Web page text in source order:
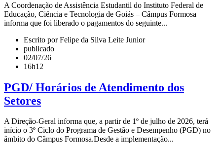
A Coordenação de Assistência Estudantil do Instituto Federal de
Educação, Ciência e Tecnologia de Goiás – Câmpus Formosa
informa que foi liberado o pagamentos do seguinte...
Escrito por Felipe da Silva Leite Junior
publicado
02/07/26
16h12
PGD/ Horários de Atendimento dos
Setores
A Direção-Geral informa que, a partir de 1º de julho de 2026, terá
início o 3º Ciclo do Programa de Gestão e Desempenho (PGD) no
âmbito do Câmpus Formosa.Desde a implementação...